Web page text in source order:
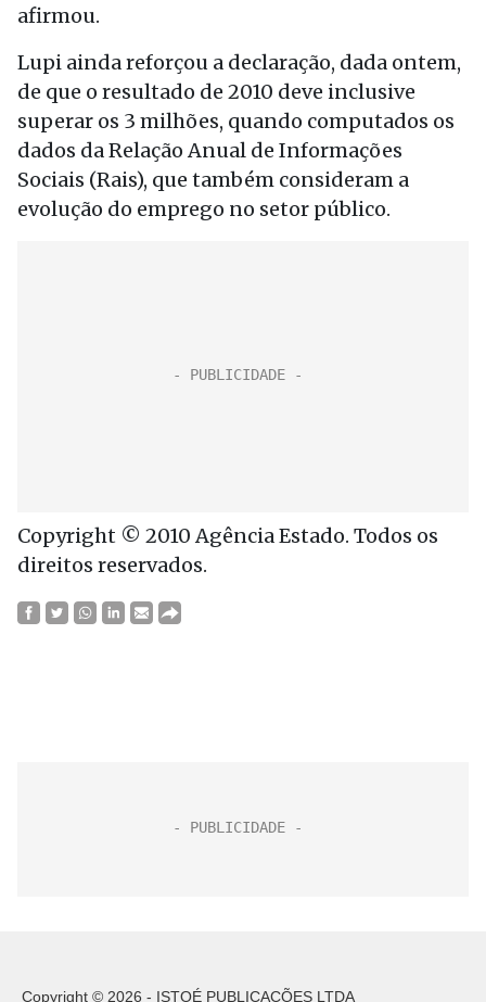
afirmou.
Lupi ainda reforçou a declaração, dada ontem,
de que o resultado de 2010 deve inclusive
superar os 3 milhões, quando computados os
dados da Relação Anual de Informações
Sociais (Rais), que também consideram a
evolução do emprego no setor público.
Copyright © 2010 Agência Estado. Todos os
direitos reservados.
Copyright © 2026 - ISTOÉ PUBLICAÇÕES LTDA